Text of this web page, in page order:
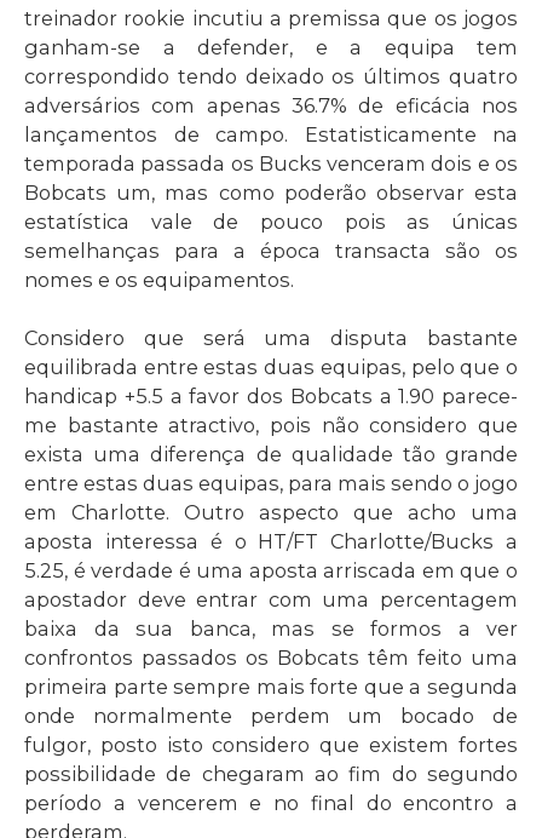
treinador rookie incutiu a premissa que os jogos
ganham-se a defender, e a equipa tem
correspondido tendo deixado os últimos quatro
adversários com apenas 36.7% de eficácia nos
lançamentos de campo. Estatisticamente na
temporada passada os Bucks venceram dois e os
Bobcats um, mas como poderão observar esta
estatística vale de pouco pois as únicas
semelhanças para a época transacta são os
nomes e os equipamentos.
Considero que será uma disputa bastante
equilibrada entre estas duas equipas, pelo que o
handicap +5.5 a favor dos Bobcats a 1.90 parece-
me bastante atractivo, pois não considero que
exista uma diferença de qualidade tão grande
entre estas duas equipas, para mais sendo o jogo
em Charlotte. Outro aspecto que acho uma
aposta interessa é o HT/FT Charlotte/Bucks a
5.25, é verdade é uma aposta arriscada em que o
apostador deve entrar com uma percentagem
baixa da sua banca, mas se formos a ver
confrontos passados os Bobcats têm feito uma
primeira parte sempre mais forte que a segunda
onde normalmente perdem um bocado de
fulgor, posto isto considero que existem fortes
possibilidade de chegaram ao fim do segundo
período a vencerem e no final do encontro a
perderam.